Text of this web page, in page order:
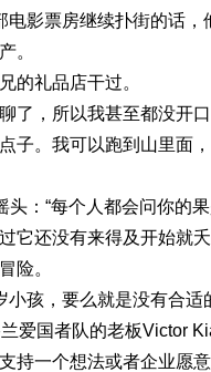
影票房继续扑街的话
。
的礼品店干过。
了，所以我甚至都没开
子。我可以跑到山里面
头：“每个人都会问你的
还没有来得及开始就
险。
孩，要么就是没有合适
爱国者队的老板Victor
持一个想法或者企业愿